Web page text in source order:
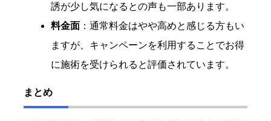
誘が少し気になるとの声も一部あります。
料金面 ：通常料金はやや高めと感じる方もい
ますが、キャンペーンを利用することでお得
に施術を受けられると評価されています。
まとめ